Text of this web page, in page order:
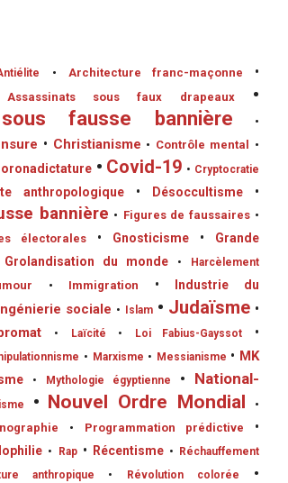
• Architecture franc-maçonne
•
Assassinats sous faux drapeaux
•
fausse bannière
•
• Christianisme • Contrôle mental
•
• Covid-19 • Cryptocratie
anthropologique • Désoccultisme
•
bannière • Figures de faussaires •
électorales • Gnosticisme •
Grande
Grolandisation du monde •
Harcèlement
• Immigration •
Industrie du
sociale • Islam • Judaïsme •
• Laïcité • Loi Fabius-Gayssot
•
• Marxisme • Messianisme • MK
• Mythologie égyptienne • National-
• Nouvel Ordre Mondial
•
• Programmation prédictive
•
• Rap • Récentisme •
Réchauffement
anthropique
• Révolution colorée
•